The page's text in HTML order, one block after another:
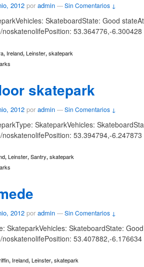
2012 por admin —Sin Comentarios ↓
SkateboardState: Good
53.364776,-6.300428
, Ireland, Leinster, skatepark
skatepark
2012 por admin —Sin Comentarios ↓
SkateparkVehicles:
53.394794,-6.247873
, Leinster, Santry, skatepark
2012 por admin —Sin Comentarios ↓
SkateparkVehicles: SkateboardState:
53.407882,-6.176634
, Ireland, Leinster, skatepark